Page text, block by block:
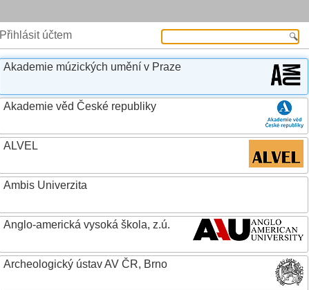
Přihlásit účtem
Akademie múzických umění v Praze
Akademie věd České republiky
ALVEL
Ambis Univerzita
Anglo-americká vysoká škola, z.ú.
Archeologický ústav AV ČR, Brno